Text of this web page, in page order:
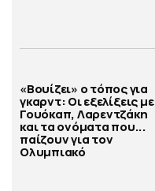
«Βουίζει» ο τόπος για
γκαρντ: Οι εξελίξεις με
Γουόκαπ, Λαρεντζάκη
και τα ονόματα που...
παίζουν για τον
Ολυμπιακό